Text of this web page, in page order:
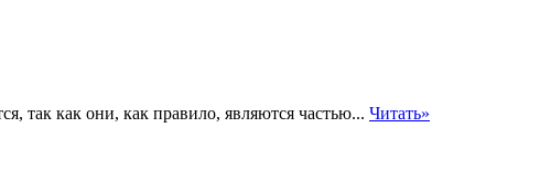
так как они, как правило, являются частью... Читать»